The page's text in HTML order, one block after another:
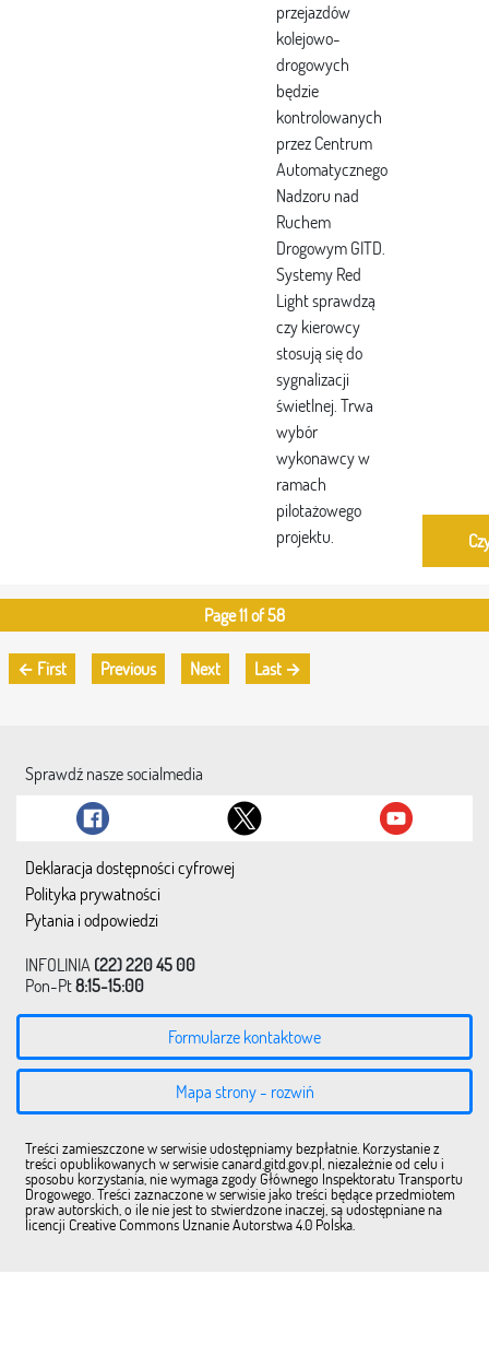
przejazdów
kolejowo-
drogowych
będzie
kontrolowanych
przez Centrum
Automatycznego
Nadzoru nad
Ruchem
Drogowym GITD.
Systemy Red
Light sprawdzą
czy kierowcy
stosują się do
sygnalizacji
świetlnej. Trwa
wybór
wykonawcy w
ramach
pilotażowego
projektu.
Page 11 of 58
← First Previous Next Last →
Sprawdź nasze socialmedia
Deklaracja dostępności cyfrowej
Polityka prywatności
Pytania i odpowiedzi
INFOLINIA (22) 220 45 00
Pon-Pt8:15-15:00
Formularze kontaktowe
Mapa strony - rozwiń
Treści zamieszczone w serwisie udostępniamy bezpłatnie. Korzystanie z
treści opublikowanych w serwisie canard.gitd.gov.pl, niezależnie od celu i
sposobu korzystania, nie wymaga zgody Głównego Inspektoratu Transportu
Drogowego. Treści zaznaczone w serwisie jako treści będące przedmiotem
praw autorskich, o ile nie jest to stwierdzone inaczej, są udostępniane na
licencji Creative Commons Uznanie Autorstwa 4.0 Polska.